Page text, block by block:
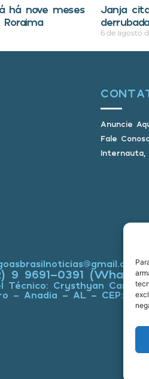
há nove meses
Janja
6 de agosto
Anuncie
Fale
9 9691-0391
Técnico: Crysthyan Carlos
- Anadia - AL - CEP: